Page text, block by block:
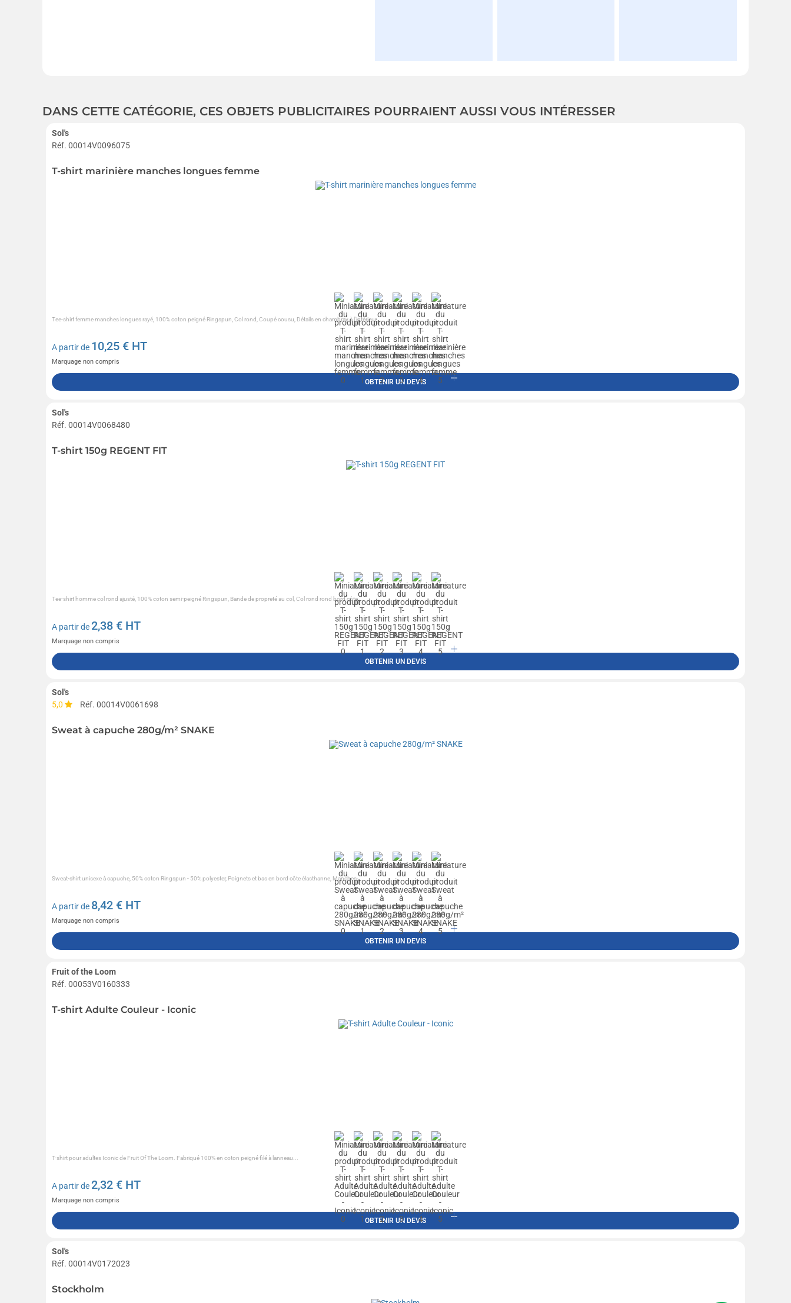
DANS CETTE CATÉGORIE, CES OBJETS PUBLICITAIRES POURRAIENT AUSSI VOUS INTÉRESSER
Sol's
Réf. 00014V0096075
T-shirt marinière manches longues femme
Tee-shirt femme manches longues rayé, 100% coton peigné Ringspun, Col rond, Coupé cousu, Détails en chambray à l'intérieur...
A partir de 10,25 € HT
Marquage non compris
OBTENIR UN DEVIS
Sol's
Réf. 00014V0068480
T-shirt 150g REGENT FIT
Tee-shirt homme col rond ajusté, 100% coton semi-peigné Ringspun, Bande de propreté au col, Col rond rond bord côte...
A partir de2,38 € HT
Marquage non compris
OBTENIR UN DEVIS
Sol's
5,0
Réf. 00014V0061698
Sweat à capuche 280g/m² SNAKE
Sweat-shirt unisexe à capuche, 50% coton Ringspun - 50% polyester, Poignets et bas en bord côte élasthanne, Manches...
A partir de 8,42 € HT
Marquage non compris
OBTENIR UN DEVIS
Fruit of the Loom
Réf. 00053V0160333
T-shirt Adulte Couleur - Iconic
T-shirt pour adultes Iconic de Fruit Of The Loom. Fabriqué 100% en coton peigné filé à lanneau...
A partir de2,32 € HT
Marquage non compris
OBTENIR UN DEVIS
Sol's
Réf. 00014V0172023
Stockholm